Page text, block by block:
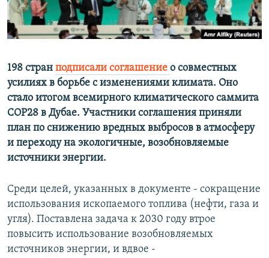
ПОБЕДИТЕЛЕЙ НЕ СУДЯТ?
КРЫМ.НЕПОКОРЕННЫЙ
УКРАИНСКАЯ ПРОБЛЕМА КРЫМА
ПРИСОЕДИНЯЙТЕСЬ!
Все сайты RFE/RL
198 стран подписали соглашение о совместных
усилиях в борьбе с изменениями климата. Оно
стало итогом всемирного климатического саммита
СОР28 в Дубае. Участники соглашения приняли
план по снижению вредных выбросов в атмосферу
и переходу на экологичные, возобновляемые
источники энергии.
Среди целей, указанных в документе - сокращение
использования ископаемого топлива (нефти, газа и
угля). Поставлена задача к 2030 году втрое
повысить использование возобновляемых
источников энергии, и вдвое -